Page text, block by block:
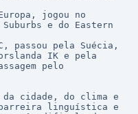
jogou no
e do Eastern
passou pela Suécia,
IK e pela
pelo
da cidade, do clima e
barreira linguística e